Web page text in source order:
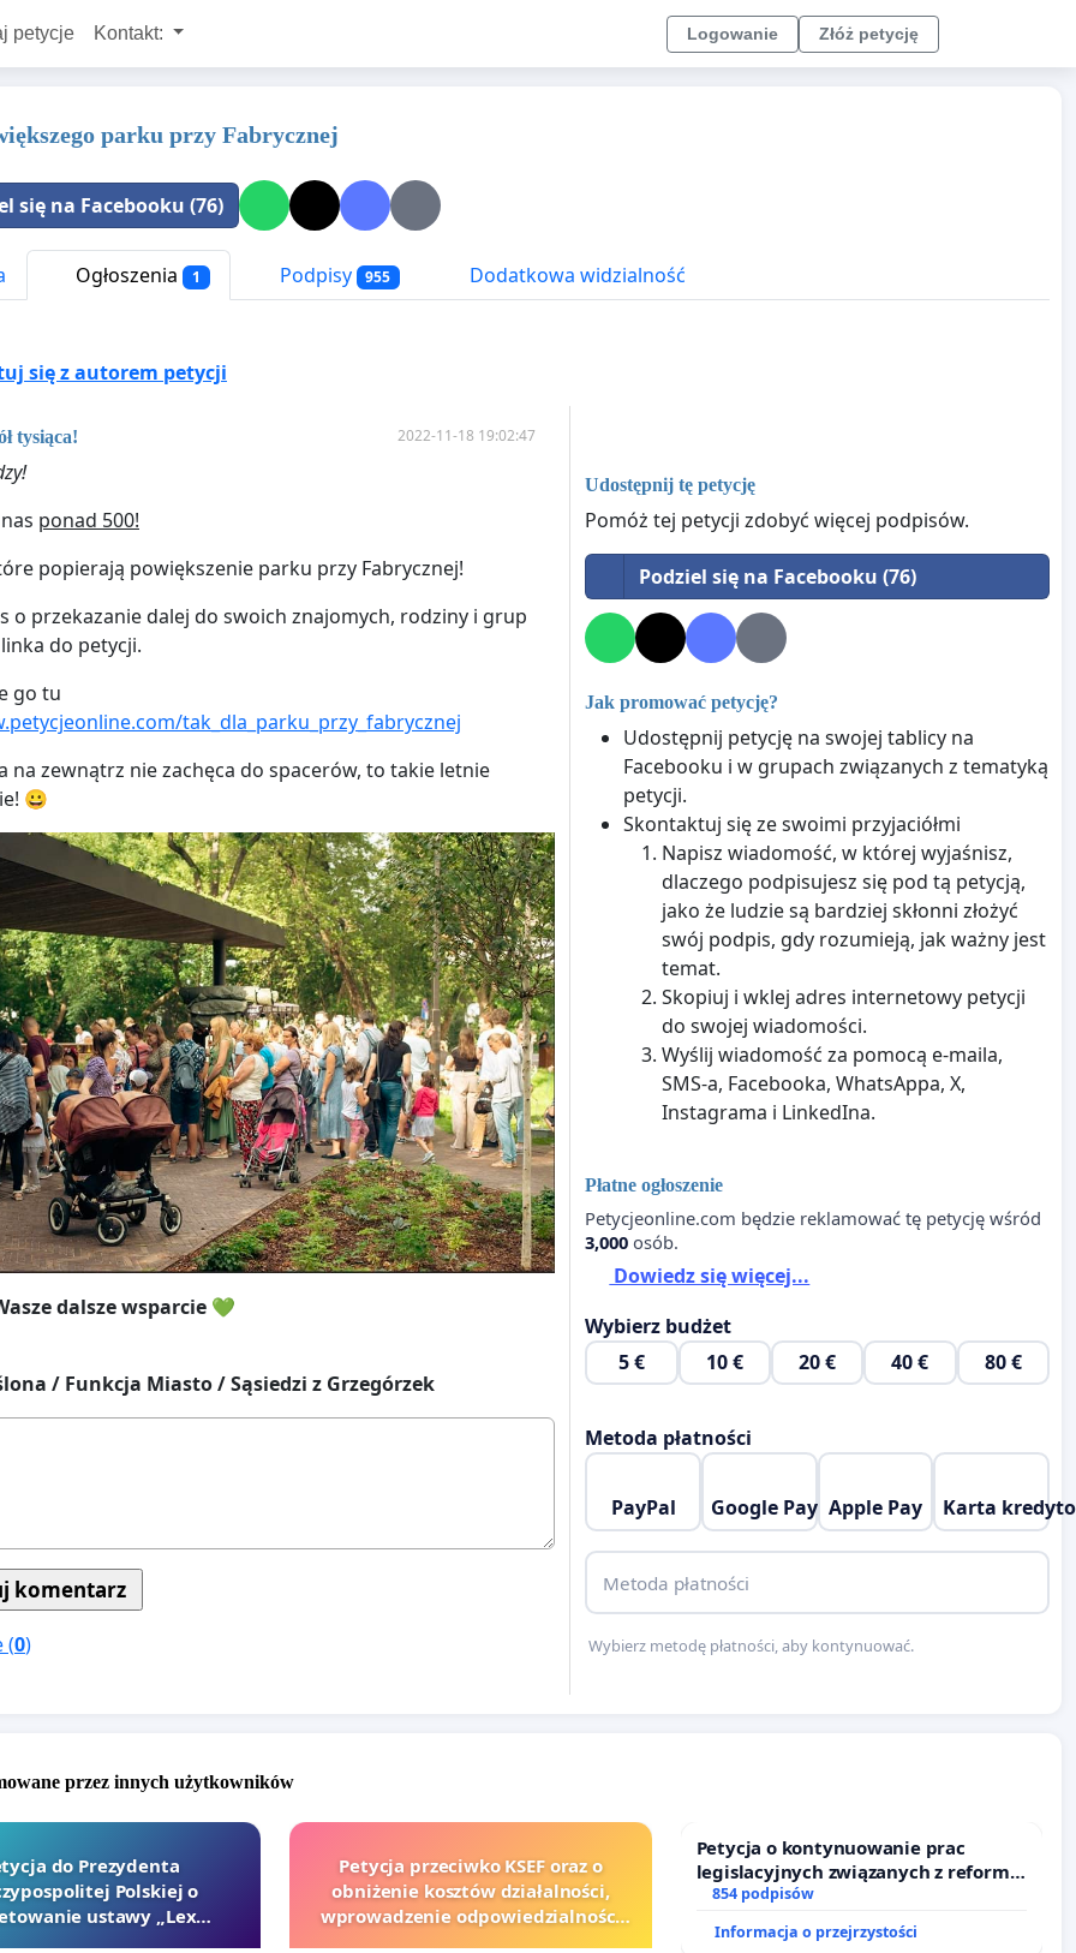
petycje Kontakt: Logowanie Złóż petycję
parku przy Fabrycznej
się na Facebooku (76)
Ogłoszenia 1 Podpisy 955 Dodatkowa widzialność
się z autorem petycji
tysiąca! 2022-11-18 19:02:47
ponad 500!
popierają powiększenie parku przy Fabrycznej!
o przekazanie dalej do swoich znajomych, rodziny i grup
do petycji.
go tu
tak_dla_parku_przy_fabrycznej
na zewnątrz nie zachęca do spacerów, to takie letnie
😀
dalsze wsparcie 💚
/ Funkcja Miasto / Sąsiedzi z Grzegórzek
(0)
Udostępnij tę petycję
Pomóż tej petycji zdobyć więcej podpisów.
Podziel się na Facebooku (76)
Jak promować petycję?
Udostępnij petycję na swojej tablicy na
Facebooku i w grupach związanych z tematyką
petycji.
Skontaktuj się ze swoimi przyjaciółmi
Napisz wiadomość, w której wyjaśnisz,
dlaczego podpisujesz się pod tą petycją,
jako że ludzie są bardziej skłonni złożyć
swój podpis, gdy rozumieją, jak ważny jest
temat.
Skopiuj i wklej adres internetowy petycji
do swojej wiadomości.
Wyślij wiadomość za pomocą e-maila,
SMS-a, Facebooka, WhatsAppa, X,
Instagrama i LinkedIna.
Płatne ogłoszenie
Petycjeonline.com będzie reklamować tę petycję wśród
3,000 osób.
Dowiedz się więcej...
Wybierz budżet
5 €
10 € 20 € 40 € 80 €
Metoda płatności
PayPal Google Pay Apple Pay Karta
Metoda płatności
Wybierz metodę płatności, aby kontynuować.
przez innych użytkowników
do Prezydenta
Polskiej o
ustawy „Lex
Petycja przeciwko KSEF oraz o
obniżenie kosztów działalności,
wprowadzenie odpowiedzialności
Petycja o kontynuowanie prac
legislacyjnych związanych z reformą
prawa rodzinnego
854 podpisów
Informacja o przejrzystości